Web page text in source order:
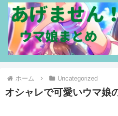
ホーム Uncategorized
オシャレで可愛いウマ娘